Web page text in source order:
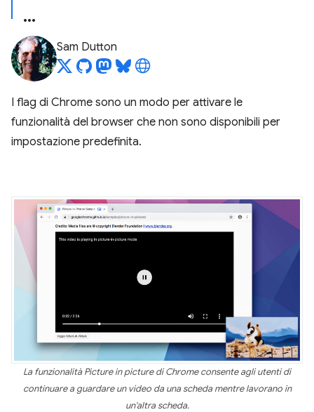
Sam Dutton
I flag di Chrome sono un modo per attivare le
funzionalità del browser che non sono disponibili per
impostazione predefinita.
La funzionalità Picture in picture di Chrome consente agli utenti di
continuare a guardare un video da una scheda mentre lavorano in
un'altra scheda.